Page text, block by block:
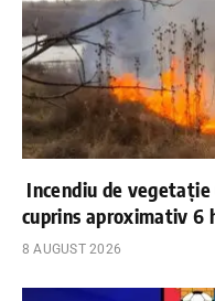
Incendiu de
cuprins aproximativ 6
8 AUGUST 2026